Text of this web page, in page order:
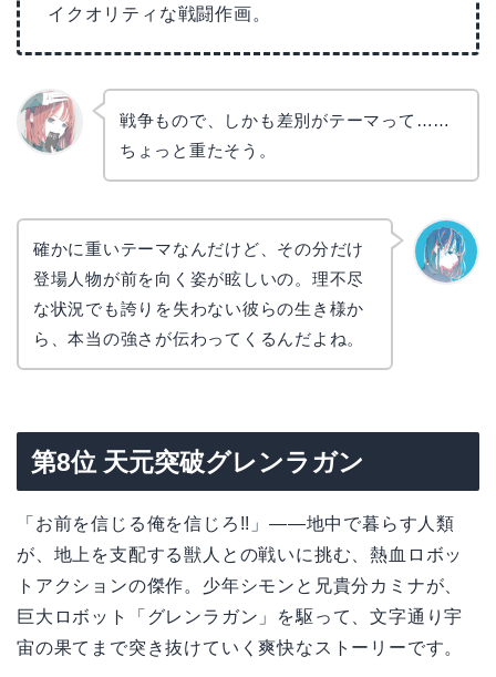
イクオリティな戦闘作画。
戦争もので、しかも差別がテーマって……
ちょっと重たそう。
確かに重いテーマなんだけど、その分だけ
登場人物が前を向く姿が眩しいの。理不尽
な状況でも誇りを失わない彼らの生き様か
ら、本当の強さが伝わってくるんだよね。
第8位 天元突破グレンラガン
「お前を信じる俺を信じろ!!」——地中で暮らす人類
が、地上を支配する獣人との戦いに挑む、熱血ロボッ
トアクションの傑作。少年シモンと兄貴分カミナが、
巨大ロボット「グレンラガン」を駆って、文字通り宇
宙の果てまで突き抜けていく爽快なストーリーです。